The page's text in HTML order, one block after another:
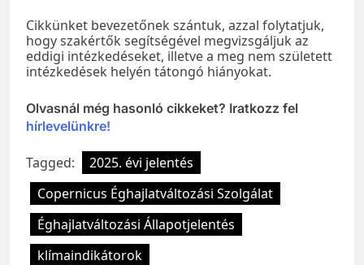
Cikkünket bevezetőnek szántuk, azzal folytatjuk,
hogy szakértők segítségével megvizsgáljuk az
eddigi intézkedéseket, illetve a meg nem született
intézkedések helyén tátongó hiányokat.
Olvasnál még hasonló cikkeket? Iratkozz fel
hírlevelünkre!
Tagged:
2025. évi jelentés
Copernicus Éghajlatváltozási Szolgálat
Éghajlatváltozási Állapotjelentés
klímaindikátorok